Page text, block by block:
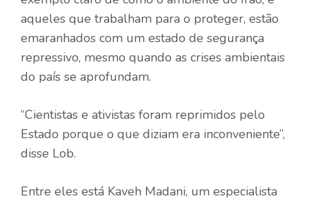
aqueles que trabalham para o proteger, estão
emaranhados com um estado de segurança
repressivo, mesmo quando as crises ambientais
do país se aprofundam.
“Cientistas e ativistas foram reprimidos pelo
Estado porque o que diziam era inconveniente”,
disse Lob.
Entre eles está Kaveh Madani, um especialista